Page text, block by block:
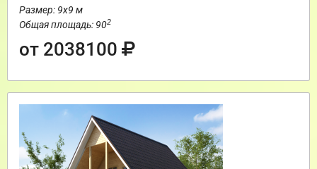
Размер: 9х9 м
Общая площадь: 902
от 2038100